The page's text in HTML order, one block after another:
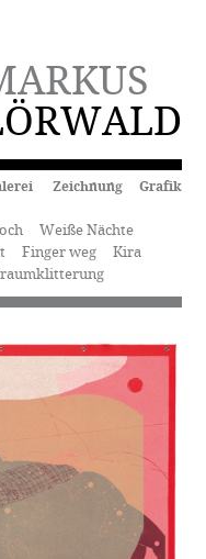
Zeichnung Grafik
Weiße Nächte
Finger weg
Kira